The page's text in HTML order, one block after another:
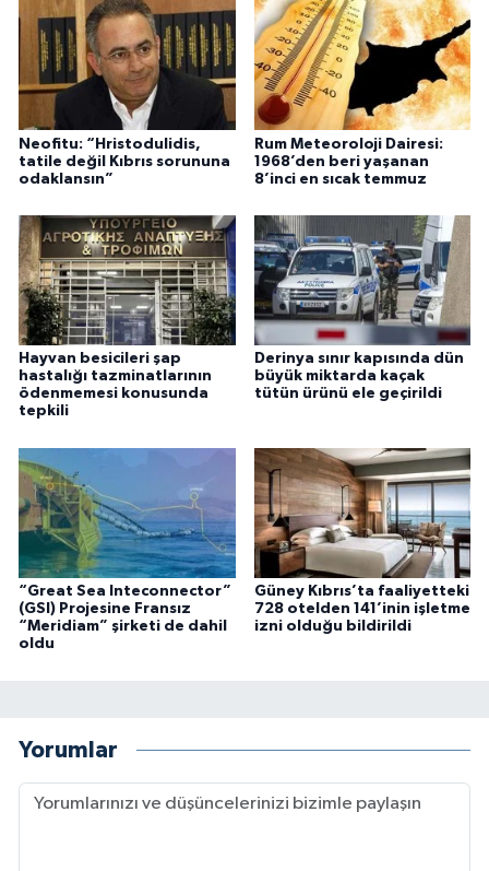
Neofitu: “Hristodulidis,
tatile değil Kıbrıs sorununa
odaklansın”
Rum Meteoroloji Dairesi:
1968’den beri yaşanan
8’inci en sıcak temmuz
Hayvan besicileri şap
hastalığı tazminatlarının
ödenmemesi konusunda
tepkili
Derinya sınır kapısında dün
büyük miktarda kaçak
tütün ürünü ele geçirildi
“Great Sea Inteconnector”
(GSI) Projesine Fransız
“Meridiam” şirketi de dahil
oldu
Güney Kıbrıs’ta faaliyetteki
728 otelden 141’inin işletme
izni olduğu bildirildi
Yorumlar